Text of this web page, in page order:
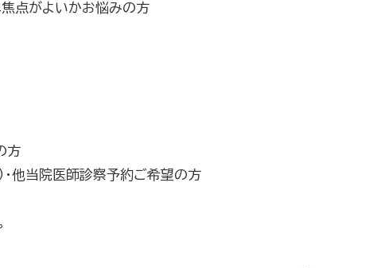
焦点がよいかお悩みの方
方
・他当院医師診察予約ご希望の方